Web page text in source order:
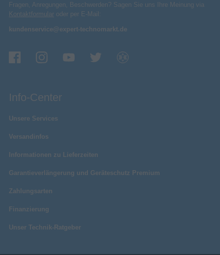
Fragen, Anregungen, Beschwerden? Sagen Sie uns Ihre Meinung via
Kontaktformular oder per E-Mail:
kundenservice@expert-technomarkt.de
Info-Center
Unsere Services
Versandinfos
Informationen zu Lieferzeiten
Garantieverlängerung und Geräteschutz Premium
Zahlungsarten
Finanzierung
Unser Technik-Ratgeber